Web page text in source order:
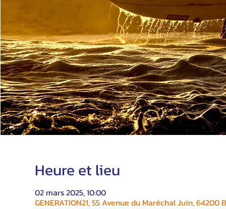
Heure et lieu
02 mars 2025, 10:00
GENERATION21, 55 Avenue du Maréchal Juin, 64200